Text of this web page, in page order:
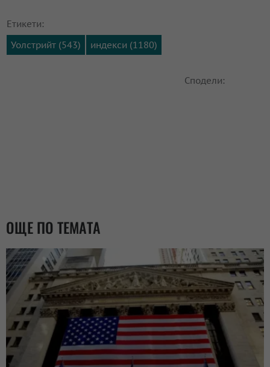
Етикети:
Уолстрийт (543)
индекси (1180)
Сподели:
ОЩЕ ПО ТЕМАТА